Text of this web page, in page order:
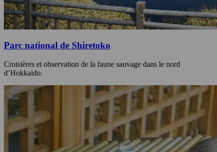
Parc national de Shiretoko
Croisières et observation de la faune sauvage dans le nord
d’Hokkaido.